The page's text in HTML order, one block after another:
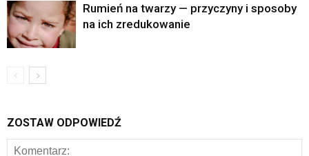
Rumień na twarzy — przyczyny i sposoby
na ich zredukowanie
ZOSTAW ODPOWIEDŹ